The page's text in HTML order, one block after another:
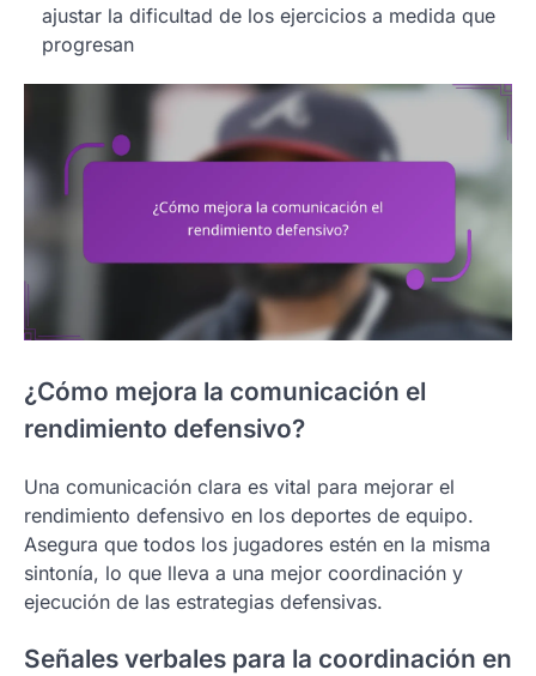
ajustar la dificultad de los ejercicios a medida que
progresan
¿Cómo mejora la comunicación el
rendimiento defensivo?
Una comunicación clara es vital para mejorar el
rendimiento defensivo en los deportes de equipo.
Asegura que todos los jugadores estén en la misma
sintonía, lo que lleva a una mejor coordinación y
ejecución de las estrategias defensivas.
Señales verbales para la coordinación en